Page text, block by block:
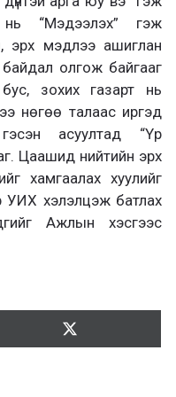
“Мэдээлэх” гэж
эрх мэдлээ ашиглан
олгож байгааг
зохих газарт нь
нөгөө талаас иргэд
асуултад “Үр
Цаашид нийтийн эрх
хамгаалах хуулийг
УИХ хэлэлцэж батлах
Ажлын хэсгээс
Түгээх:
Т